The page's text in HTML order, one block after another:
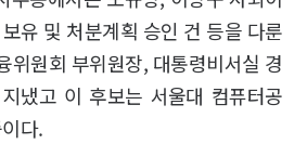
유 및 처분계획 승인 건 등을 다룬
위원회 부위원장, 대통령비서실 경
냈고 이 후보는 서울대 컴퓨터공
다.